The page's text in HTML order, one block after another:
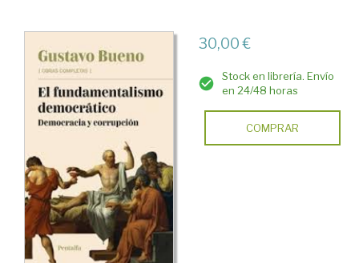
30,00 €
Stock en librería. Envío
en 24/48 horas
COMPRAR